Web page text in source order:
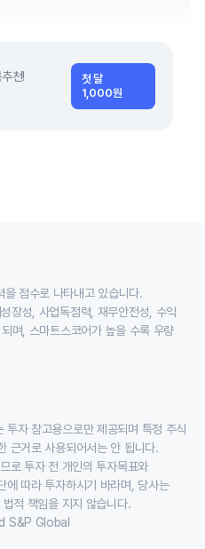
천!
첫 달
1,000원
을 점수로 나타내고 있습니다.
장성, 사업독점력, 재무안전성, 수익
며, 스마트스코어가 높을 수록 우량
투자 참고용으로만 제공되며 특정 주식
근거로 사용되어서는 안 됩니다.
로 투자 전 개인의 투자목표와
에 따라 투자하시기 바라며, 당사는
적 책임을 지지 않습니다.
S&P Global